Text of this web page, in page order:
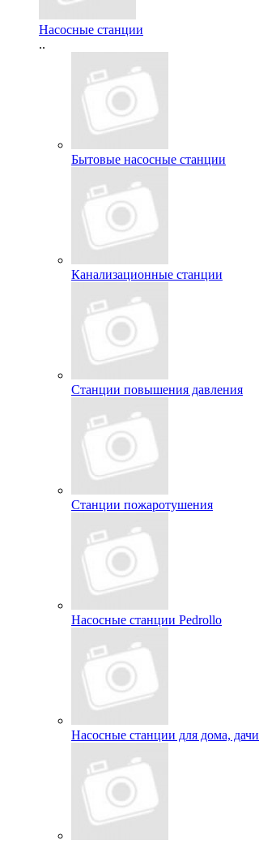
Насосные станции
..
Бытовые насосные станции
Канализационные станции
Станции повышения давления
Станции пожаротушения
Насосные станции Pedrollo
Насосные станции для дома, дачи